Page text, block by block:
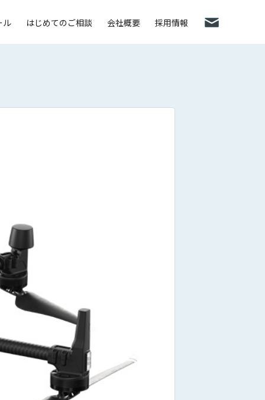
ル はじめてのご相談 会社概要 採用情報